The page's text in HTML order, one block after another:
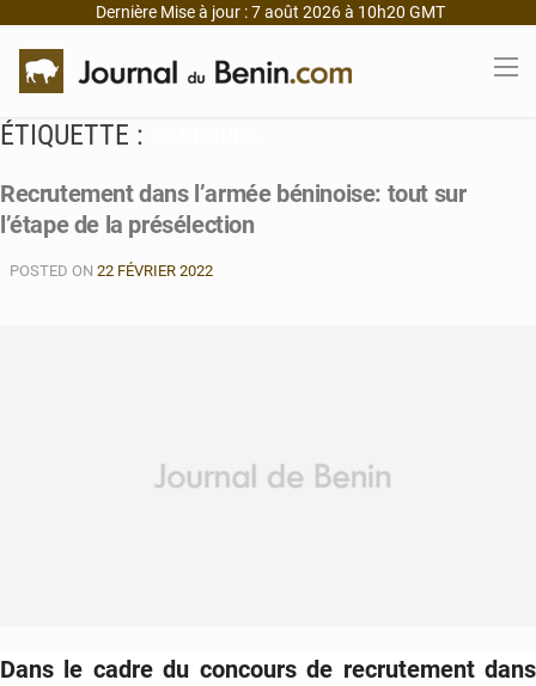
Dernière Mise à jour : 7 août 2026 à 10h20 GMT
ÉTIQUETTE :
Recrutement dans l’armée béninoise: tout sur
l’étape de la présélection
POSTED ON 22 FÉVRIER 2022
Dans le cadre du concours de recrutement dans